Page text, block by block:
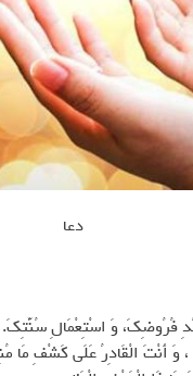
دعا
فُرُوضِكَ، وَ اسْتِعْمَالِ
وَ أَنْتَ الْقَادِرُ عَلَى كَشْفِ مَا